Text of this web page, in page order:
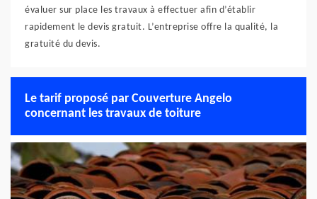
évaluer sur place les travaux à effectuer afin d’établir
rapidement le devis gratuit. L’entreprise offre la qualité, la
gratuité du devis.
Le tarif proposé par Couverture Angelo
concernant les travaux de toiture